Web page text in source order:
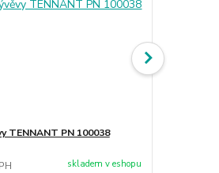
TENNANT PN 100038
skladem v eshopu